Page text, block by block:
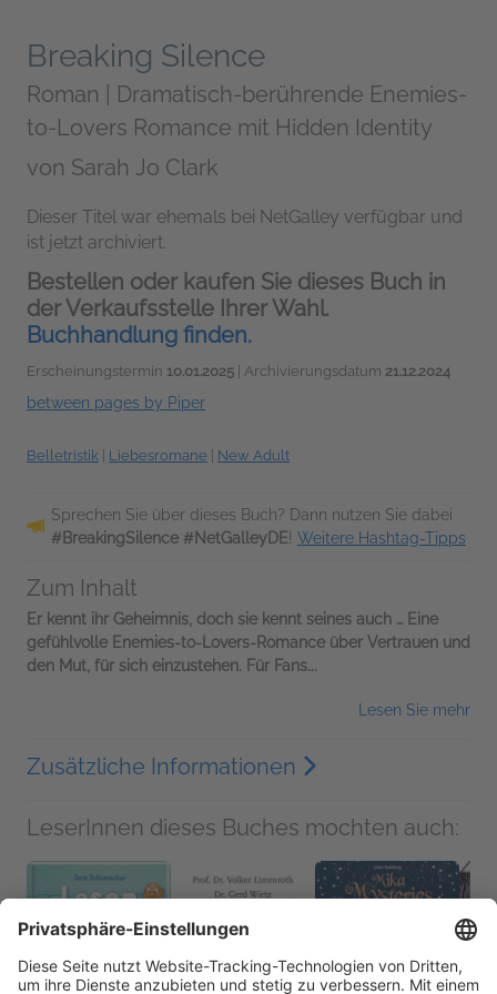
Breaking Silence
Roman | Dramatisch-berührende Enemies-
to-Lovers Romance mit Hidden Identity
von Sarah Jo Clark
Dieser Titel war ehemals bei NetGalley verfügbar und
ist jetzt archiviert.
Bestellen oder kaufen Sie dieses Buch in
der Verkaufsstelle Ihrer Wahl.
Buchhandlung finden.
Erscheinungstermin 10.01.2025 | Archivierungsdatum 21.12.2024
between pages by Piper
Belletristik | Liebesromane | New Adult
Sprechen Sie über dieses Buch? Dann nutzen Sie dabei
#BreakingSilence #NetGalleyDE! Weitere Hashtag-Tipps
Zum Inhalt
Er kennt ihr Geheimnis, doch sie kennt seines auch … Eine
gefühlvolle Enemies-to-Lovers-Romance über Vertrauen und
den Mut, für sich einzustehen. Für Fans...
Lesen Sie mehr
Zusätzliche Informationen
LeserInnen dieses Buches mochten auch: